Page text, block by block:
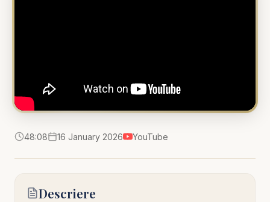
48:08 16 January 2026 YouTube
Descriere